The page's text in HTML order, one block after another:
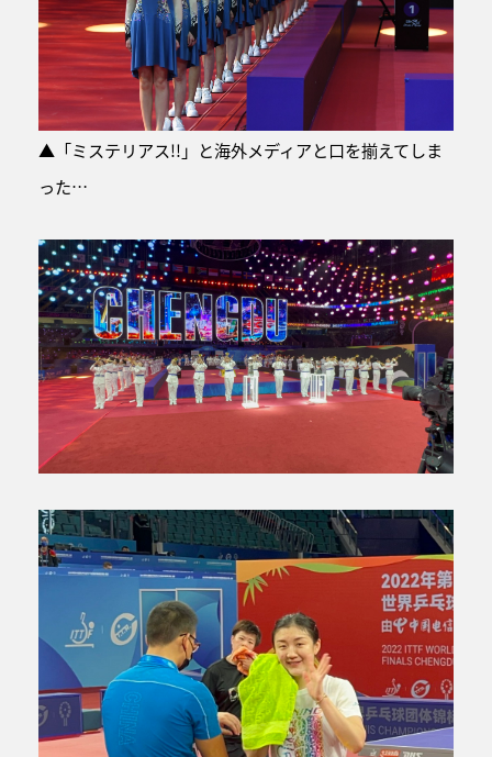
▲「ミステリアス!!」と海外メディアと口を揃えてしま
った…